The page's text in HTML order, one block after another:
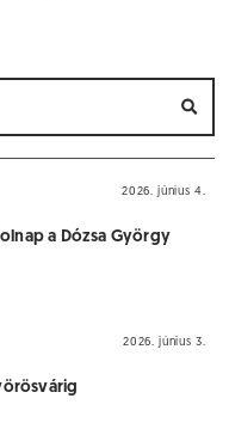
2026. június 4.
a Dózsa György
2026. június 3.